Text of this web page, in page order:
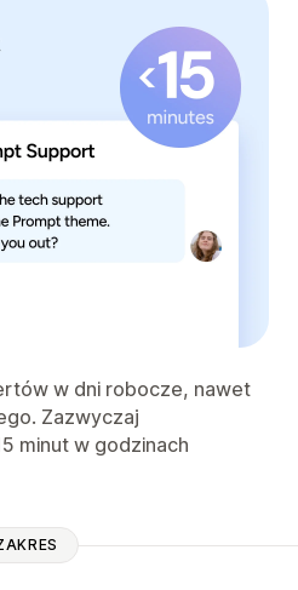
w dni robocze, nawet
Zazwyczaj
minut w godzinach